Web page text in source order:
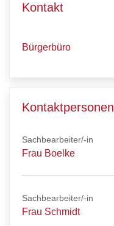
Kontakt
Bürgerbüro
Kontaktpersonen
Sachbearbeiter/-in
Frau Boelke
Sachbearbeiter/-in
Frau Schmidt